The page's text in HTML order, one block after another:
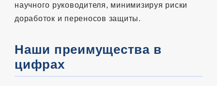
научного руководителя, минимизируя риски
доработок и переносов защиты.
Наши преимущества в
цифрах